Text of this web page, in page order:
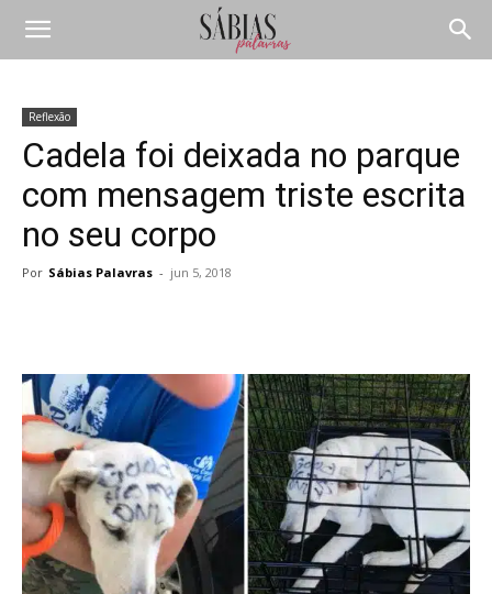
Reflexão
Cadela foi deixada no parque
com mensagem triste escrita
no seu corpo
Por Sábias Palavras - jun 5, 2018